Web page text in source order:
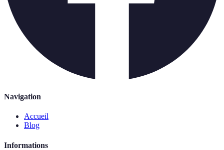
Navigation
Accueil
Blog
Informations